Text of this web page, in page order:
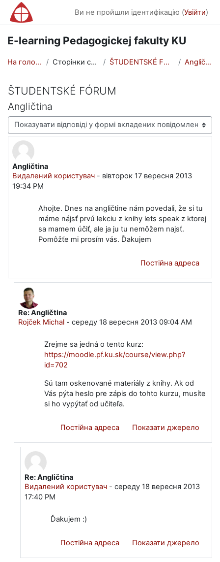
Перейти до головного вмісту
Ви не пройшли ідентифікацію (Увійти)
E-learning Pedagogickej fakulty KU
На головну Сторінки сайту ŠTUDENTSKÉ FÓRUM Angličtina
ŠTUDENTSKÉ FÓRUM
Angličtina
Тип показу
Angličtina
Видалений користувач - вівторок 17 вересня 2013
19:34 PM
Кількість відповідей: 2
Ahojte. Dnes na angličtine nám povedali, že si tu
máme nájsť prvú lekciu z knihy lets speak z ktorej
sa mamem účiť, ale ja ju tu nemôžem najsť.
Pomôžťe mi prosím vás. Ďakujem
Постійна адреса
У відповідь на Видалений користувач
Re: Angličtina
Rojček Michal -середу 18 вересня 2013 09:04 AM
Zrejme sa jedná o tento kurz:
https://moodle.pf.ku.sk/course/view.php?
id=702
Sú tam oskenované materiály z knihy. Ak od
Vás pýta heslo pre zápis do tohto kurzu, musíte
si ho vypýtať od učiteľa.
Постійна адреса Показати джерело
У відповідь на Rojček Michal
Re: Angličtina
Видалений користувач- середу 18 вересня 2013
17:40 PM
Ďakujem :)
Постійна адреса Показати джерело